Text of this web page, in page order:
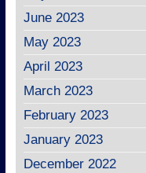
June 2023
May 2023
April 2023
March 2023
February 2023
January 2023
December 2022